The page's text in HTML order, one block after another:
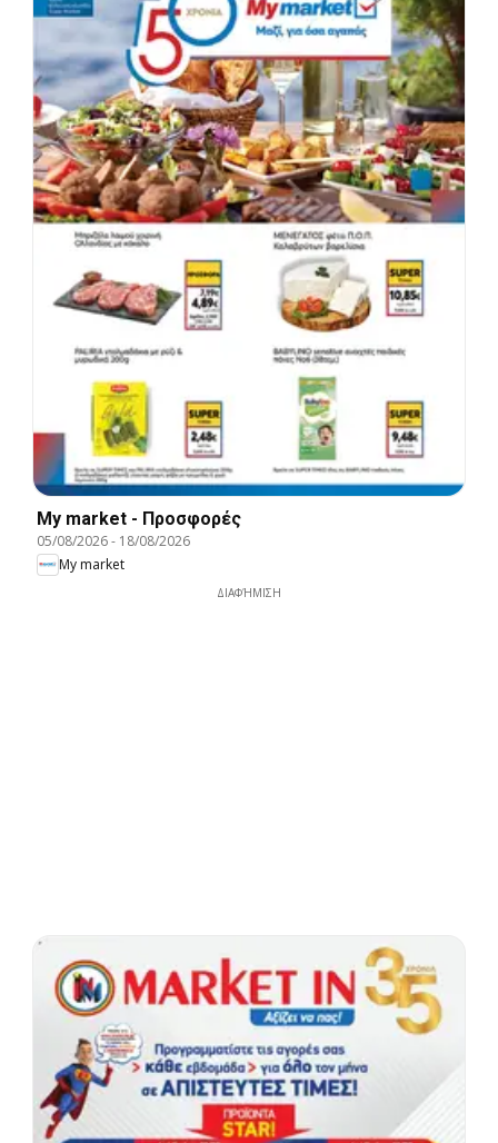
My market - Προσφορές
05/08/2026- 18/08/2026
My market
ΔΙΑΦΉΜΙΣΗ